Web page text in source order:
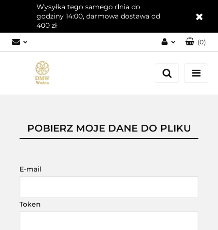
Wysyłka tego samego dnia do
godziny 14:00, darmowa dostawa od
400 zł
Zaloguj się
Załóż konto
(0)
POBIERZ MOJE DANE DO PLIKU
E-mail
Token